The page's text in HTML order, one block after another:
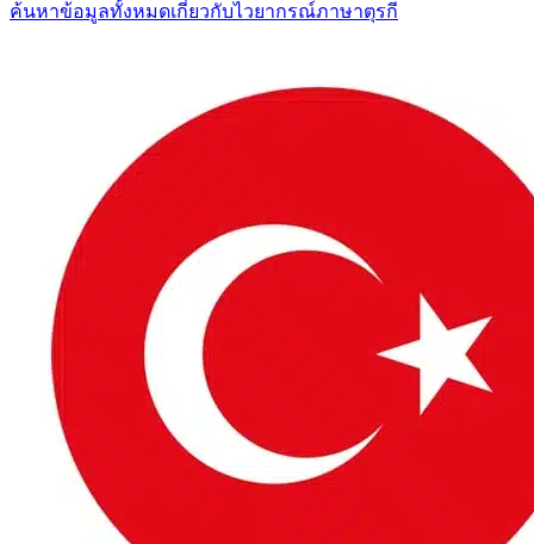
ค้นหาข้อมูลทั้งหมดเกี่ยวกับไวยากรณ์ภาษาตุรกี